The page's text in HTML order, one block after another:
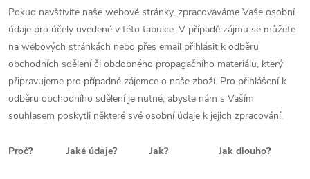
Pokud navštívíte naše webové stránky, zpracováváme Vaše osobní
údaje pro účely uvedené v této tabulce. V případě zájmu se můžete
na webových stránkách nebo přes email přihlásit k odběru
obchodních sdělení či obdobného propagačního materiálu, který
připravujeme pro případné zájemce o naše zboží. Pro přihlášení k
odběru obchodního sdělení je nutné, abyste nám s Vaším
souhlasem poskytli některé své osobní údaje k jejich zpracování.
Proč? Jaké údaje? Jak? Jak dlouho?